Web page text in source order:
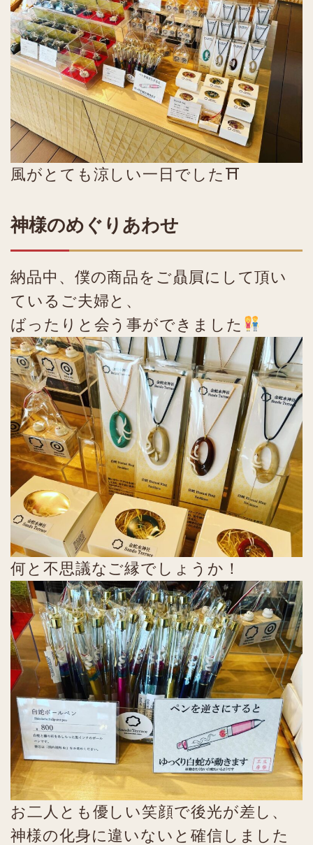
風がとても涼しい一日でした⛩
神様のめぐりあわせ
納品中、僕の商品をご贔屓にして頂い
ているご夫婦と、
ばったりと会う事ができました
何と不思議なご縁でしょうか！
お二人とも優しい笑顔で後光が差し、
神様の化身に違いないと確信しました